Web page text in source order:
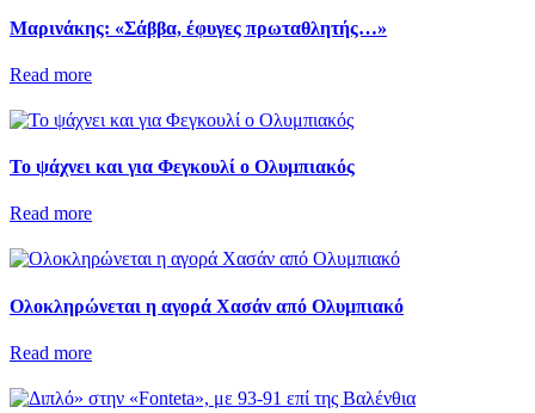
Μαρινάκης: «Σάββα, έφυγες πρωταθλητής…»
Read more
Το ψάχνει και για Φεγκουλί ο Ολυμπιακός
Read more
Ολοκληρώνεται η αγορά Χασάν από Ολυμπιακό
Read more